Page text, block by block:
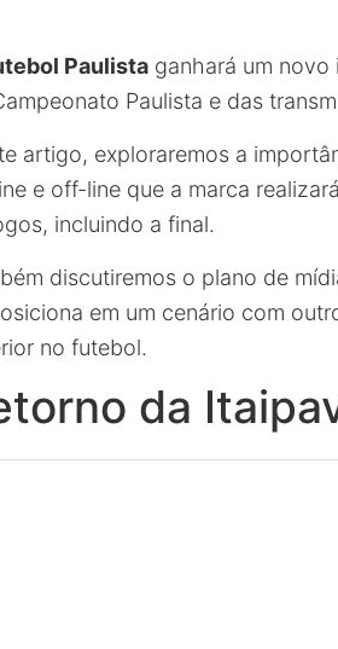
Paulista ganhará um
Paulista e das
artigo, exploraremos a
e off-line que a marca
incluindo a final.
discutiremos o plano de
em um cenário com
no futebol.
da